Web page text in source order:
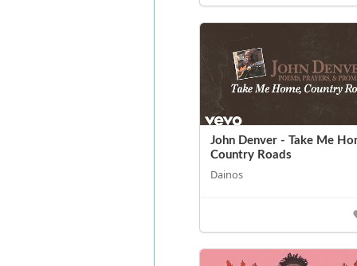
John Denver - Take Me
Country Roads
Dainos